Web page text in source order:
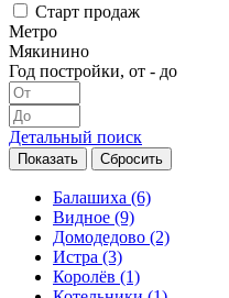
Старт продаж
Метро
Мякинино
Год постройки, от - до
Детальный поиск
Балашиха (6)
Видное (9)
Домодедово (2)
Истра (3)
Королёв (1)